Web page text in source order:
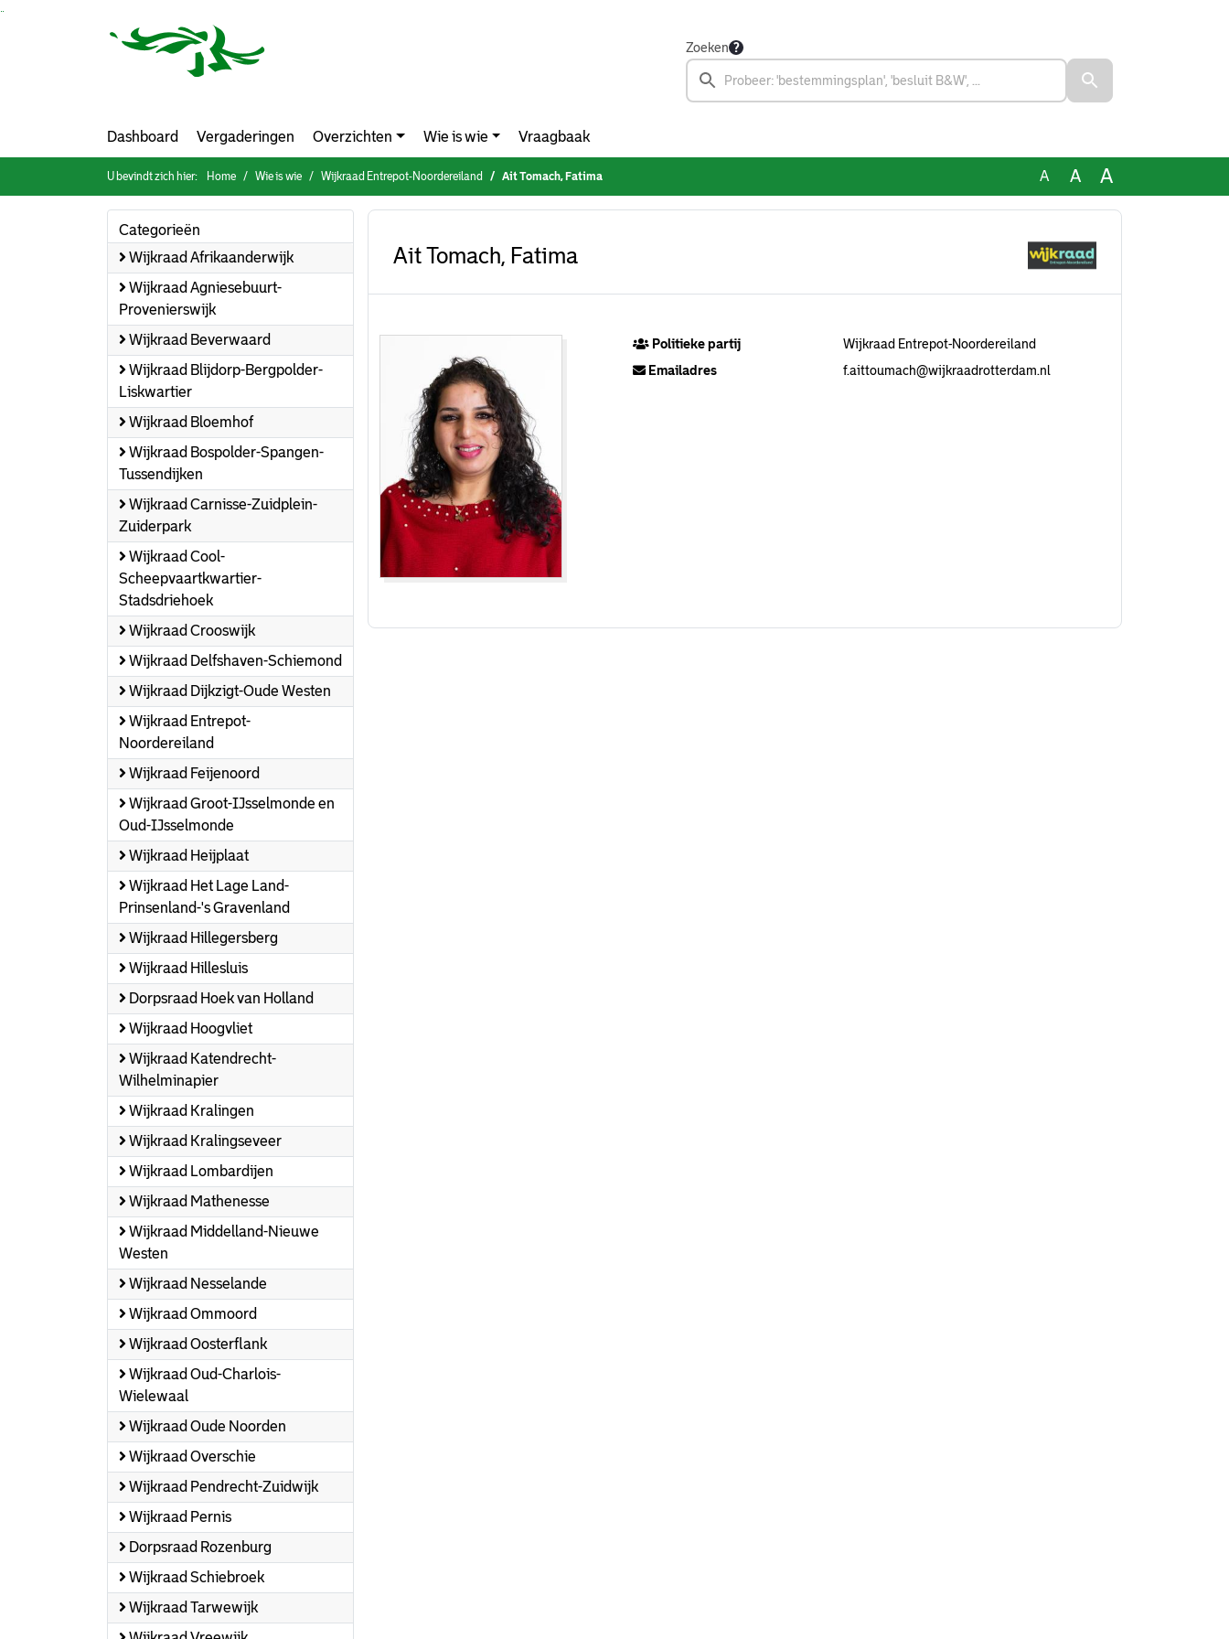
Ga naar de inhoud van deze pagina
Zoeken
Dashboard Vergaderingen Overzichten Wie is wie Vraagbaak
U bevindt zich hier: Home Wie is wie Wijkraad Entrepot-Noordereiland Ait Tomach, Fatima A A A
Categorieën
Wijkraad Afrikaanderwijk
Wijkraad Agniesebuurt-
Provenierswijk
Wijkraad Beverwaard
Wijkraad Blijdorp-Bergpolder-
Liskwartier
Wijkraad Bloemhof
Wijkraad Bospolder-Spangen-
Tussendijken
Wijkraad Carnisse-Zuidplein-
Zuiderpark
Wijkraad Cool-
Scheepvaartkwartier-
Stadsdriehoek
Wijkraad Crooswijk
Wijkraad Delfshaven-Schiemond
Wijkraad Dijkzigt-Oude Westen
Wijkraad Entrepot-
Noordereiland
Wijkraad Feijenoord
Wijkraad Groot-IJsselmonde en
Oud-IJsselmonde
Wijkraad Heijplaat
Wijkraad Het Lage Land-
Prinsenland-'s Gravenland
Wijkraad Hillegersberg
Wijkraad Hillesluis
Dorpsraad Hoek van Holland
Wijkraad Hoogvliet
Wijkraad Katendrecht-
Wilhelminapier
Wijkraad Kralingen
Wijkraad Kralingseveer
Wijkraad Lombardijen
Wijkraad Mathenesse
Wijkraad Middelland-Nieuwe
Westen
Wijkraad Nesselande
Wijkraad Ommoord
Wijkraad Oosterflank
Wijkraad Oud-Charlois-
Wielewaal
Wijkraad Oude Noorden
Wijkraad Overschie
Wijkraad Pendrecht-Zuidwijk
Wijkraad Pernis
Dorpsraad Rozenburg
Wijkraad Schiebroek
Wijkraad Tarwewijk
Ait Tomach, Fatima
Politieke partij
Wijkraad Entrepot-Noordereiland
Emailadres
f.aittoumach@wijkraadrotterdam.nl